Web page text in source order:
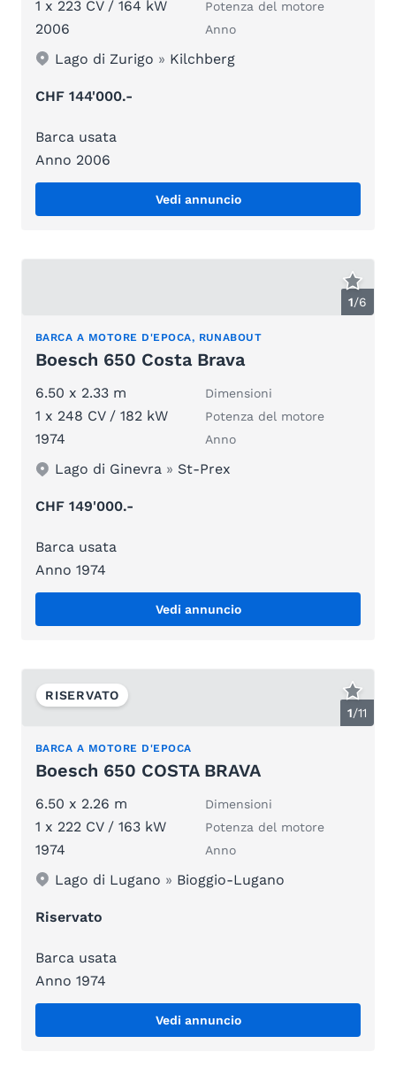
1 x 223 CV / 164 kW Potenza del motore
2006 Anno
Lago di Zurigo » Kilchberg
CHF 144'000.-
Barca usata
Anno 2006
Vedi annuncio
1/6
BARCA A MOTORE D'EPOCA, RUNABOUT
Boesch 650 Costa Brava
6.50 x 2.33 m Dimensioni
1 x 248 CV / 182 kW Potenza del motore
1974 Anno
Lago di Ginevra » St-Prex
CHF 149'000.-
Barca usata
Anno 1974
Vedi annuncio
1/11
RISERVATO
BARCA A MOTORE D'EPOCA
Boesch 650 COSTA BRAVA
6.50 x 2.26 m Dimensioni
1 x 222 CV / 163 kW Potenza del motore
1974 Anno
Lago di Lugano » Bioggio-Lugano
Riservato
Barca usata
Anno 1974
Vedi annuncio